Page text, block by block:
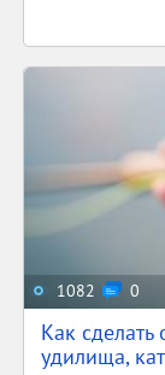
1082 0
Как сделать
удилища,